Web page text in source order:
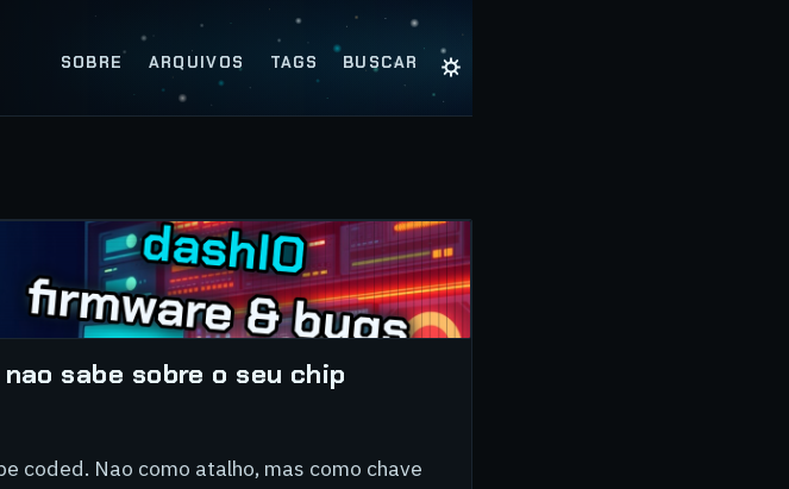
SOBRE ARQUIVOS TAGS BUSCAR ☼
sabe sobre o seu chip
coded. Nao como atalho, mas como chave